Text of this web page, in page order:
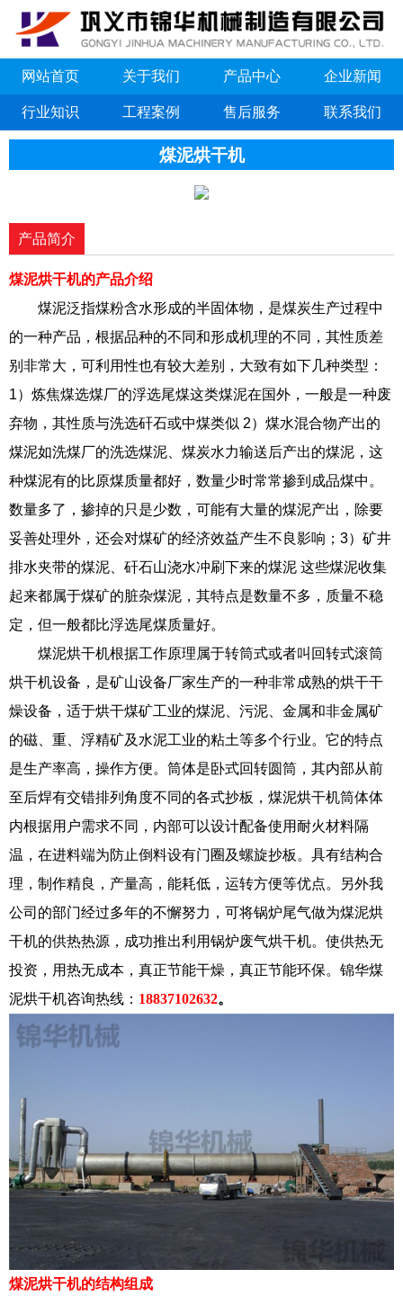
网站首页 关于我们 产品中心 企业新闻
行业知识 工程案例 售后服务 联系我们
煤泥烘干机
产品简介
煤泥烘干机的产品介绍
煤泥泛指煤粉含水形成的半固体物，是煤炭生产过程中
的一种产品，根据品种的不同和形成机理的不同，其性质差
别非常大，可利用性也有较大差别，大致有如下几种类型：
1）炼焦煤选煤厂的浮选尾煤这类煤泥在国外，一般是一种废
弃物，其性质与洗选矸石或中煤类似 2）煤水混合物产出的
煤泥如洗煤厂的洗选煤泥、煤炭水力输送后产出的煤泥，这
种煤泥有的比原煤质量都好，数量少时常常掺到成品煤中。
数量多了，掺掉的只是少数，可能有大量的煤泥产出，除要
妥善处理外，还会对煤矿的经济效益产生不良影响；3）矿井
排水夹带的煤泥、矸石山浇水冲刷下来的煤泥 这些煤泥收集
起来都属于煤矿的脏杂煤泥，其特点是数量不多，质量不稳
定，但一般都比浮选尾煤质量好。
煤泥烘干机根据工作原理属于转筒式或者叫回转式滚筒
烘干机设备，是矿山设备厂家生产的一种非常成熟的烘干干
燥设备，适于烘干煤矿工业的煤泥、污泥、金属和非金属矿
的磁、重、浮精矿及水泥工业的粘土等多个行业。它的特点
是生产率高，操作方便。筒体是卧式回转圆筒，其内部从前
至后焊有交错排列角度不同的各式抄板，煤泥烘干机筒体体
内根据用户需求不同，内部可以设计配备使用耐火材料隔
温，在进料端为防止倒料设有门圈及螺旋抄板。具有结构合
理，制作精良，产量高，能耗低，运转方便等优点。另外我
公司的部门经过多年的不懈努力，可将锅炉尾气做为煤泥烘
干机的供热热源，成功推出利用锅炉废气烘干机。使供热无
投资，用热无成本，真正节能干燥，真正节能环保。锦华煤
泥烘干机咨询热线： 18837102632。
煤泥烘干机的结构组成